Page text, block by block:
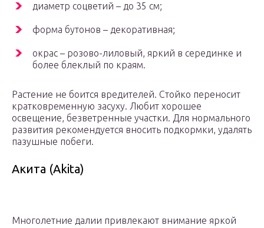
диаметр соцветий – до 35 см;
форма бутонов – декоративная;
окрас – розово-лиловый, яркий в серединке и
более блеклый по краям.
Растение не боится вредителей. Стойко переносит
кратковременную засуху. Любит хорошее
освещение, безветренные участки. Для нормального
развития рекомендуется вносить подкормки, удалять
пазушные побеги.
Акита (Akita)
Многолетние далии привлекают внимание яркой